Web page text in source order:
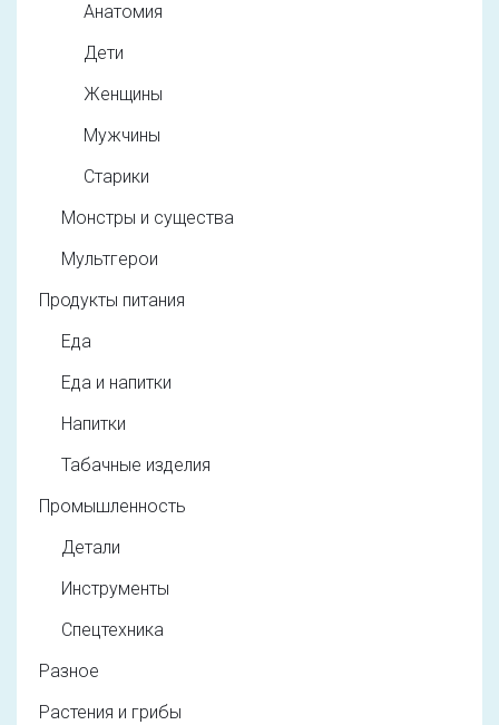
Анатомия
Дети
Женщины
Мужчины
Старики
Монстры и существа
Мультгерои
Продукты питания
Еда
Еда и напитки
Напитки
Табачные изделия
Промышленность
Детали
Инструменты
Спецтехника
Разное
Растения и грибы